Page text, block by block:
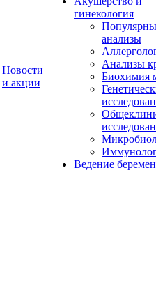
Новости
и акции
гинекология
анализы
Анализы
Биохимия
Ведение